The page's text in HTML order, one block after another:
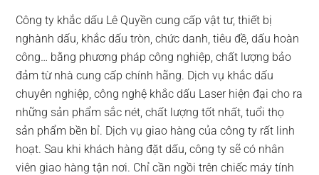
Công ty khắc dấu Lê Quyền cung cấp vật tư, thiết bị
nghành dấu, khắc dấu tròn, chức danh, tiêu đề, dấu hoàn
công… bằng phương pháp công nghiệp, chất lượng bảo
đảm từ nhà cung cấp chính hãng. Dịch vụ khắc dấu
chuyên nghiệp, công nghệ khắc dấu Laser hiện đại cho ra
những sản phẩm sắc nét, chất lượng tốt nhất, tuổi thọ
sản phẩm bền bỉ. Dịch vụ giao hàng của công ty rất linh
hoạt. Sau khi khách hàng đặt dấu, công ty sẽ có nhân
viên giao hàng tận nơi. Chỉ cần ngồi trên chiếc máy tính